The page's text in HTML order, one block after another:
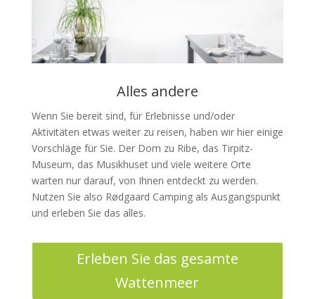
Alles andere
Wenn Sie bereit sind, für Erlebnisse und/oder
Aktivitäten etwas weiter zu reisen, haben wir hier einige
Vorschläge für Sie. Der Dom zu Ribe, das Tirpitz-
Museum, das Musikhuset und viele weitere Orte
warten nur darauf, von Ihnen entdeckt zu werden.
Nutzen Sie also Rødgaard Camping als Ausgangspunkt
und erleben Sie das alles.
Erleben Sie das gesamte
Wattenmeer